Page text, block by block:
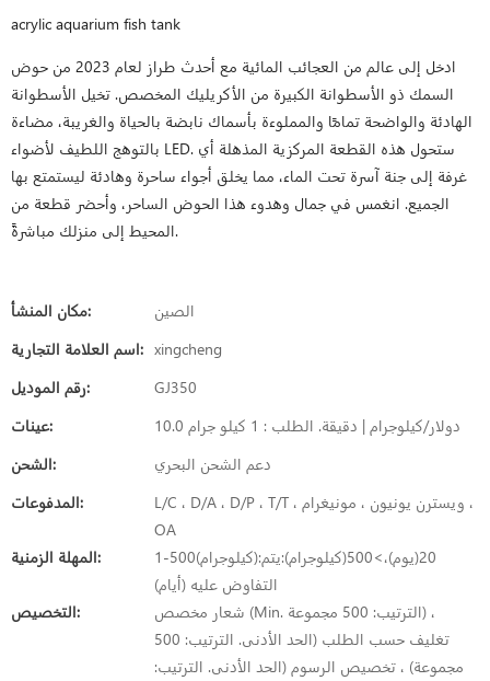
acrylic aquarium fish tank
ادخل إلى عالم من العجائب المائية مع أحدث طراز لعام 2023 من حوض
السمك ذو الأسطوانة الكبيرة من الأكريليك المخصص. تخيل الأسطوانة
الهادئة والواضحة تمامًا والمملوءة بأسماك نابضة بالحياة والغريبة، مضاءة
بالتوهج اللطيف لأضواء LED. ستحول هذه القطعة المركزية المذهلة أي
غرفة إلى جنة آسرة تحت الماء، مما يخلق أجواء ساحرة وهادئة ليستمتع بها
الجميع. انغمس في جمال وهدوء هذا الحوض الساحر، وأحضر قطعة من
المحيط إلى منزلك مباشرةً.
مكان المنشأ:
الصين
اسم العلامة التجارية: xingcheng
رقم الموديل:
GJ350
عينات:
10.0 دولار/كيلوجرام | دقيقة. الطلب : 1 كيلو جرام
الشحن:
دعم الشحن البحري
المدفوعات:
L/C ، D/A ، D/P ، T/T ، ويسترن يونيون ، مونيغرام ،
OA
المهلة الزمنية:
1-500(كيلوجرام):20(يوم)،>500(كيلوجرام):يتم
التفاوض عليه (أيام)
التخصيص:
شعار مخصص (Min. الترتيب: 500 مجموعة) ،
تغليف حسب الطلب (الحد الأدنى. الترتيب: 500
مجموعة) ، تخصيص الرسوم (الحد الأدنى. الترتيب: